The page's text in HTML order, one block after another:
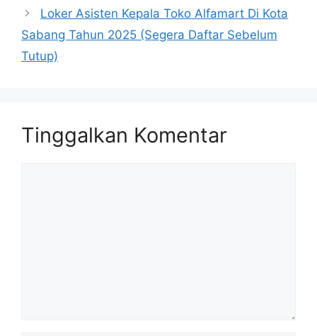
Loker Asisten Kepala Toko Alfamart Di Kota
Sabang Tahun 2025 (Segera Daftar Sebelum
Tutup)
Tinggalkan Komentar